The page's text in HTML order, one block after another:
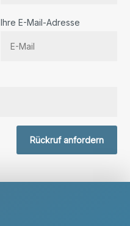
Ihre E-Mail-Adresse
Rückruf anfordern